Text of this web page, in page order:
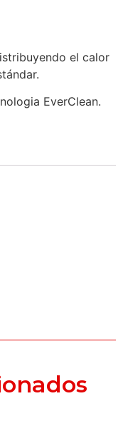
el calor
EverClean.